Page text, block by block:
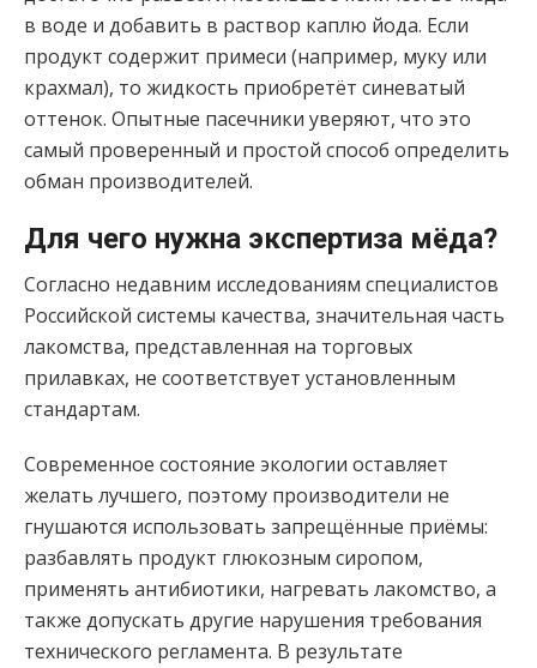
в воде и добавить в раствор каплю йода. Если
продукт содержит примеси (например, муку или
крахмал), то жидкость приобретёт синеватый
оттенок. Опытные пасечники уверяют, что это
самый проверенный и простой способ определить
обман производителей.
Для чего нужна экспертиза мёда?
Согласно недавним исследованиям специалистов
Российской системы качества, значительная часть
лакомства, представленная на торговых
прилавках, не соответствует установленным
стандартам.
Современное состояние экологии оставляет
желать лучшего, поэтому производители не
гнушаются использовать запрещённые приёмы:
разбавлять продукт глюкозным сиропом,
применять антибиотики, нагревать лакомство, а
также допускать другие нарушения требования
технического регламента. В результате